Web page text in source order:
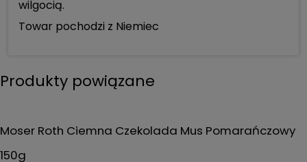
wilgocią.
Towar pochodzi z Niemiec
Produkty powiązane
Moser Roth Ciemna Czekolada Mus Pomarańczowy
150g